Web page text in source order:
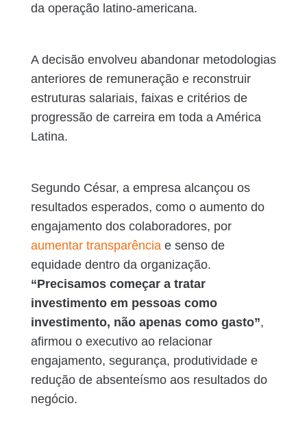
da operação latino-americana.
A decisão envolveu abandonar metodologias
anteriores de remuneração e reconstruir
estruturas salariais, faixas e critérios de
progressão de carreira em toda a América
Latina.
Segundo César, a empresa alcançou os
resultados esperados, como o aumento do
engajamento dos colaboradores, por
aumentar transparênciae senso de
equidade dentro da organização.
“Precisamos começar a tratar
investimento em pessoas como
investimento, não apenas como gasto”,
afirmou o executivo ao relacionar
engajamento, segurança, produtividade e
redução de absenteísmo aos resultados do
negócio.